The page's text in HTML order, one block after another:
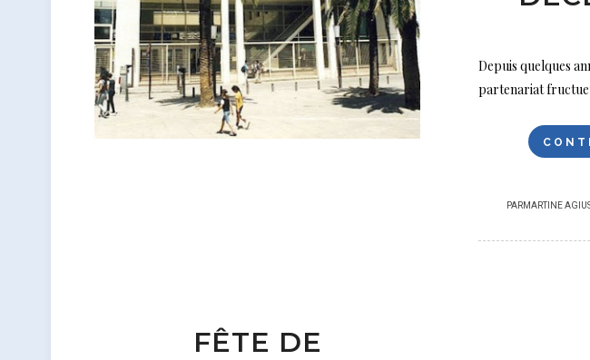
Depuis quelques
partenariat
PARMARTINE
FÊTE DE